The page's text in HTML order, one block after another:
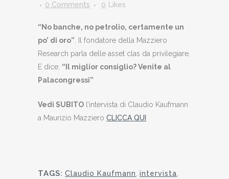
0 Comments
0 Likes
“No banche, no petrolio, certamente un
po’ di oro” . Il fondatore della Mazziero
Research parla delle asset clas da privilegiare.
E dice: “Il miglior consiglio? Venite al
Palacongressi”
Vedi SUBITO l’intervista di Claudio Kaufmann
a Maurizio Mazziero CLICCA QUI
TAGS: Claudio Kaufmann intervista